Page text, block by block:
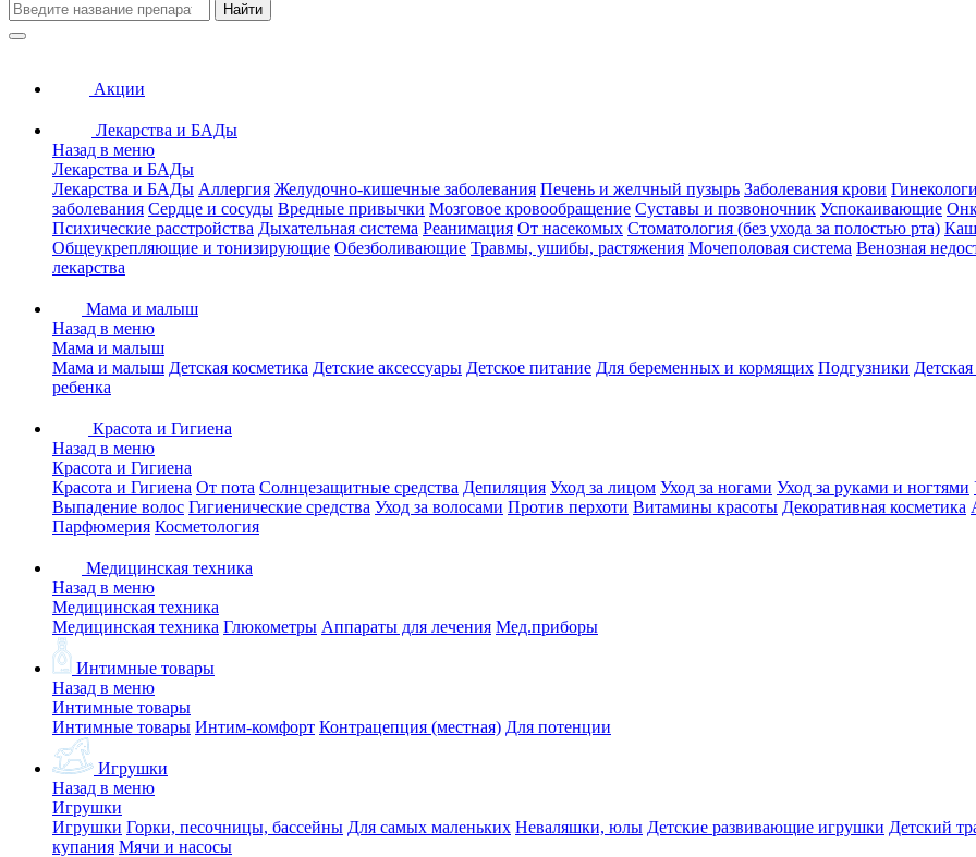
Найти
Акции
Лекарства и БАДы
Назад в меню
Лекарства и БАДы
Лекарства и БАДы Аллергия Желудочно-кишечные заболевания Печень и желчный пузырь Заболевания крови
заболевания Сердце и сосуды Вредные привычки Мозговое кровообращение Суставы и позвоночник Успокаивающие
Психические расстройства Дыхательная система Реанимация От насекомых Стоматология (без ухода за полостью рта)
Общеукрепляющие и тонизирующие Обезболивающие Травмы, ушибы, растяжения Мочеполовая система Венозная
лекарства
Мама и малыш
Назад в меню
Мама и малыш
Мама и малыш Детская косметика Детские аксессуары Детское питание Для беременных и кормящих Подгузники
ребенка
Красота и Гигиена
Назад в меню
Красота и Гигиена
Красота и Гигиена От пота Солнцезащитные средства Депиляция Уход за лицом Уход за ногами Уход за руками и ногтями
Выпадение волос Гигиенические средства Уход за волосами Против перхоти Витамины красоты Декоративная косметика
Парфюмерия Косметология
Медицинская техника
Назад в меню
Медицинская техника
Медицинская техника Глюкометры Аппараты для лечения Мед.приборы
Интимные товары
Назад в меню
Интимные товары
Интимные товары Интим-комфорт Контрацепция (местная) Для потенции
Игрушки
Назад в меню
Игрушки
Игрушки Горки, песочницы, бассейны Для самых маленьких Неваляшки, юлы Детские развивающие игрушки Детский
купания Мячи и насосы